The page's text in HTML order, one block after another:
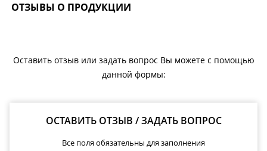
ОТЗЫВЫ О ПРОДУКЦИИ
Оставить отзыв или задать вопрос Вы можете с помощью
данной формы:
ОСТАВИТЬ ОТЗЫВ / ЗАДАТЬ ВОПРОС
Все поля обязательны для заполнения